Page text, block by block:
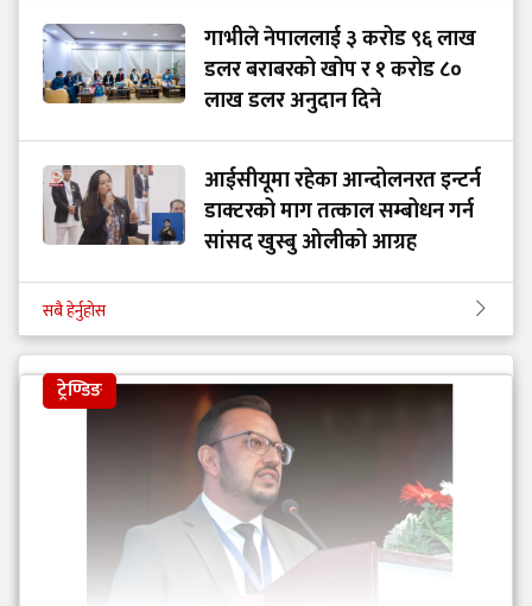
गाभीले नेपाललाई ३ करोड ९६ लाख
डलर बराबरको खोप र १ करोड ८०
लाख डलर अनुदान दिने
आईसीयूमा रहेका आन्दोलनरत इन्टर्न
डाक्टरको माग तत्काल सम्बोधन गर्न
सांसद खुस्बु ओलीको आग्रह
सबै हेर्नुहोस
ट्रेण्डिङ